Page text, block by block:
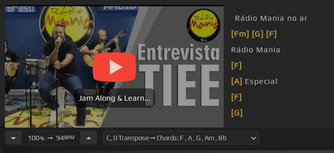
Jam Along & Learn...
Rádio Mania no ar
[Fm] [G] [F]
Rádio Mania
[F]
[A] Especial
[F]
[G]
100%➙ 94BPM